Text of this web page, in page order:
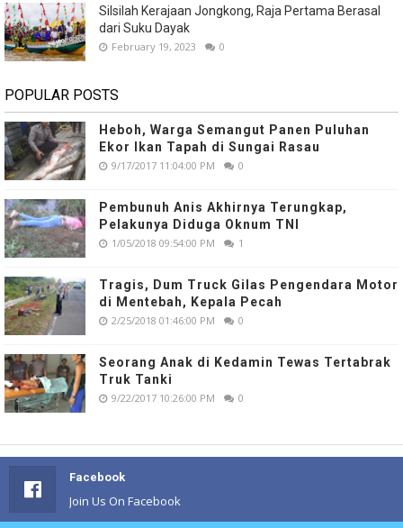
Silsilah Kerajaan Jongkong, Raja Pertama Berasal
dari Suku Dayak
February 19, 2023 0
POPULAR POSTS
Heboh, Warga Semangut Panen Puluhan
Ekor Ikan Tapah di Sungai Rasau
9/17/2017 11:04:00 PM 0
Pembunuh Anis Akhirnya Terungkap,
Pelakunya Diduga Oknum TNI
1/05/2018 09:54:00 PM 1
Tragis, Dum Truck Gilas Pengendara Motor
di Mentebah, Kepala Pecah
2/25/2018 01:46:00 PM 0
Seorang Anak di Kedamin Tewas Tertabrak
Truk Tanki
9/22/2017 10:26:00 PM 0
Facebook
Join Us On Facebook